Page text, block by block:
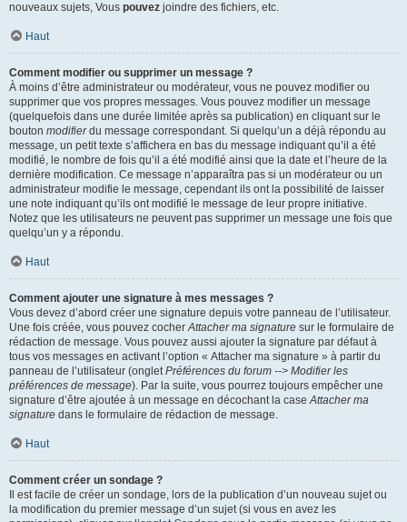
nouveaux sujets, Vous pouvez joindre des fichiers, etc.
Haut
Comment modifier ou supprimer un message ?
À moins d’être administrateur ou modérateur, vous ne pouvez modifier ou
supprimer que vos propres messages. Vous pouvez modifier un message
(quelquefois dans une durée limitée après sa publication) en cliquant sur le
bouton modifierdu message correspondant. Si quelqu’un a déjà répondu au
message, un petit texte s’affichera en bas du message indiquant qu’il a été
modifié, le nombre de fois qu’il a été modifié ainsi que la date et l’heure de la
dernière modification. Ce message n’apparaîtra pas si un modérateur ou un
administrateur modifie le message, cependant ils ont la possibilité de laisser
une note indiquant qu’ils ont modifié le message de leur propre initiative.
Notez que les utilisateurs ne peuvent pas supprimer un message une fois que
quelqu’un y a répondu.
Haut
Comment ajouter une signature à mes messages ?
Vous devez d’abord créer une signature depuis votre panneau de l’utilisateur.
Une fois créée, vous pouvez cocherAttacher ma signature sur le formulaire de
rédaction de message. Vous pouvez aussi ajouter la signature par défaut à
tous vos messages en activant l’option « Attacher ma signature » à partir du
panneau de l’utilisateur (ongletPréférences du forum --> Modifier les
préférences de message). Par la suite, vous pourrez toujours empêcher une
signature d’être ajoutée à un message en décochant la caseAttacher ma
signature dans le formulaire de rédaction de message.
Haut
Comment créer un sondage ?
Il est facile de créer un sondage, lors de la publication d’un nouveau sujet ou
la modification du premier message d’un sujet (si vous en avez les